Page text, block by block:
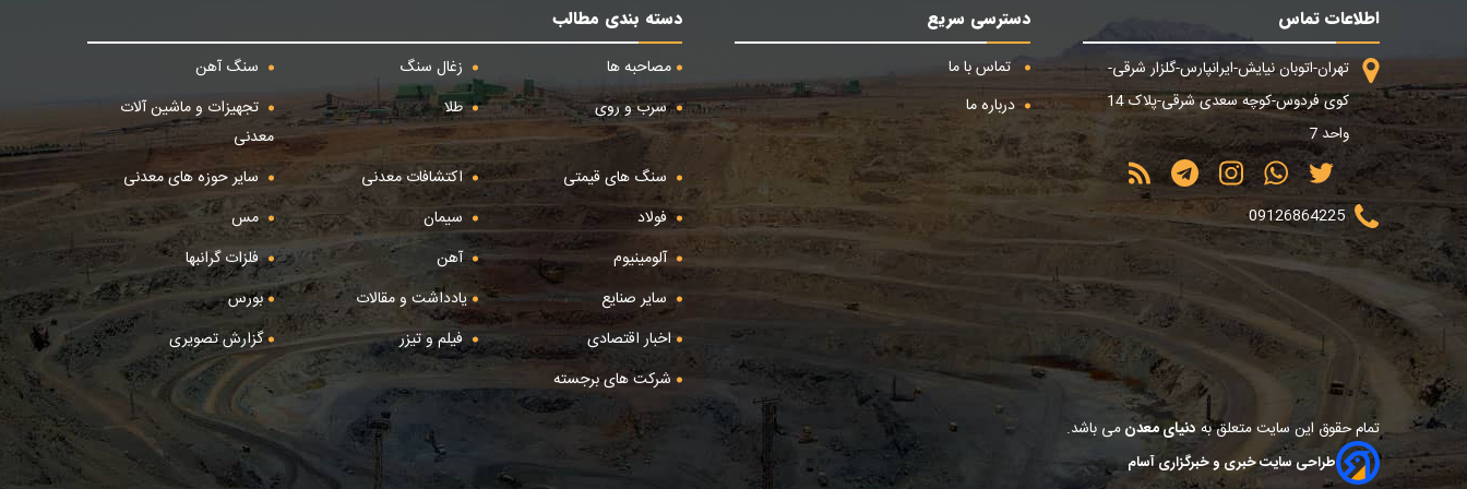
اطلاعات تماس
تهران-اتوبان نیایش-ایرانپارس-گلزار شرقی-
کوی فردوس-کوچه سعدی شرقی-پلاک 14
واحد 7
09126864225
دسترسی سریع
تماس با ما
درباره ما
دسته بندی مطالب
مصاحبه ها
زغال سنگ
سنگ آهن
سرب و روی
طلا
تجهیزات و ماشین آلات
معدنی
سنگ های قیمتی
اکتشافات معدنی
سایر حوزه های معدنی
فولاد
سیمان
مس
آلومینیوم
آهن
فلزات گرانبها
سایر صنایع
یادداشت و مقالات
بورس
اخبار اقتصادی
فیلم و تیزر
گزارش تصویری
شرکت های برجسته
تمام حقوق این سایت متعلق بهدنیای معدنمی باشد.
طراحی سایت خبری و خبرگزاری آسام